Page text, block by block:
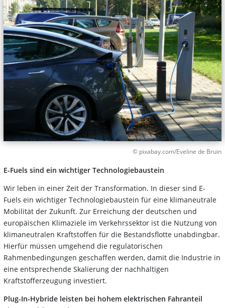
© pixabay.com/Eveline de Bruin
E-Fuels sind ein wichtiger Technologiebaustein
Wir leben in einer Zeit der Transformation. In dieser sind E-
Fuels ein wichtiger Technologiebaustein für eine klimaneutrale
Mobilität der Zukunft. Zur Erreichung der deutschen und
europäischen Klimaziele im Verkehrssektor ist die Nutzung von
klimaneutralen Kraftstoffen für die Bestandsflotte unabdingbar.
Hierfür müssen umgehend die regulatorischen
Rahmenbedingungen geschaffen werden, damit die Industrie in
eine entsprechende Skalierung der nachhaltigen
Kraftstofferzeugung investiert.
Plug-In-Hybride leisten bei hohem elektrischen Fahranteil